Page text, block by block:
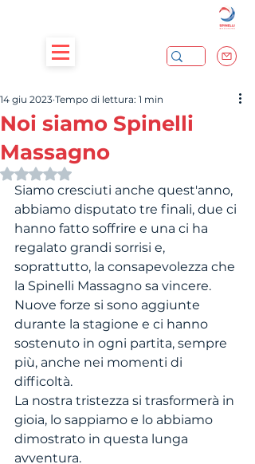
Noi siamo Spinelli
Massagno
14 giu 2023 Tempo di lettura: 1 min
Valutazione NaN stelle su 5.
Siamo cresciuti anche quest'anno,
abbiamo disputato tre finali, due ci
hanno fatto soffrire e una ci ha
regalato grandi sorrisi e,
soprattutto, la consapevolezza che
la Spinelli Massagno sa vincere.
Nuove forze si sono aggiunte
durante la stagione e ci hanno
sostenuto in ogni partita, sempre
più, anche nei momenti di
difficoltà.
La nostra tristezza si trasformerà in
gioia, lo sappiamo e lo abbiamo
dimostrato in questa lunga
avventura.